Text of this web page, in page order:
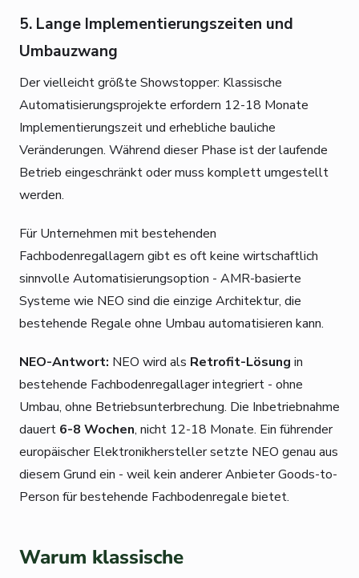
5. Lange Implementierungszeiten und
Umbauzwang
Der vielleicht größte Showstopper: Klassische
Automatisierungsprojekte erfordern 12-18 Monate
Implementierungszeit und erhebliche bauliche
Veränderungen. Während dieser Phase ist der laufende
Betrieb eingeschränkt oder muss komplett umgestellt
werden.
Für Unternehmen mit bestehenden
Fachbodenregallagern gibt es oft keine wirtschaftlich
sinnvolle Automatisierungsoption - AMR-basierte
Systeme wie NEO sind die einzige Architektur, die
bestehende Regale ohne Umbau automatisieren kann.
NEO-Antwort: NEO wird als Retrofit-Lösung in
bestehende Fachbodenregallager integriert - ohne
Umbau, ohne Betriebsunterbrechung. Die Inbetriebnahme
dauert 6-8 Wochen, nicht 12-18 Monate. Ein führender
europäischer Elektronikhersteller setzte NEO genau aus
diesem Grund ein - weil kein anderer Anbieter Goods-to-
Person für bestehende Fachbodenregale bietet.
Warum klassische